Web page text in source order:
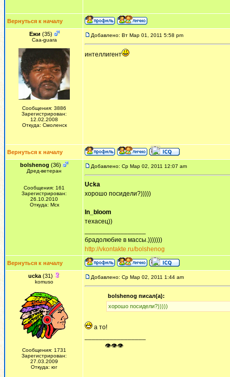
Вернуться к началу
Ежи (35)
Сaa-guara
Сообщения: 3886
Зарегистрирован:
12.02.2008
Откуда: Смоленск
Добавлено: Вт Мар 01, 2011 5:58 pm
интеллигент
Вернуться к началу
bolshenog (36)
Дред-ветеран
Сообщения: 161
Зарегистрирован:
26.10.2010
Откуда: Мск
Добавлено: Ср Мар 02, 2011 12:07 am
Ucka
хорошо посидели?)))))
In_bloom
техасец))
брадолюбие в массы.)))))))
http://vkontakte.ru/bolshenog
Вернуться к началу
ucka (31)
komuso
Сообщения: 1731
Зарегистрирован:
27.03.2009
Откуда: юг
Добавлено: Ср Мар 02, 2011 1:44 am
bolshenog писал(а):
хорошо посидели?)))))
а то!
ᅠ ᅠ ᅠ👁👁👁